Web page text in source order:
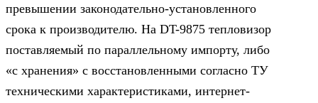
превышении законодательно-установленного
срока к производителю. На DT-9875 тепловизор
поставляемый по параллельному импорту, либо
«с хранения» с восстановленными согласно ТУ
техническими характеристиками, интернет-